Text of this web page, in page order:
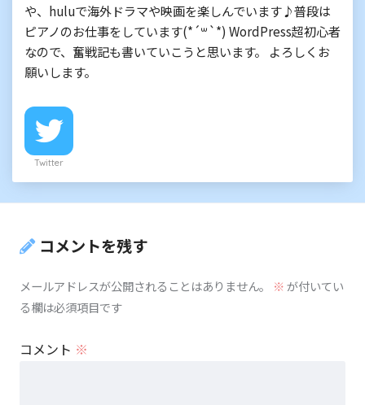
や、huluで海外ドラマや映画を楽しんでいます♪普段は
ピアノのお仕事をしています(*´꒳`*) WordPress超初心者
なので、奮戦記も書いていこうと思います。 よろしくお
願いします。
Twitter
コメントを残す
メールアドレスが公開されることはありません。 ※が付いてい
る欄は必須項目です
コメント ※